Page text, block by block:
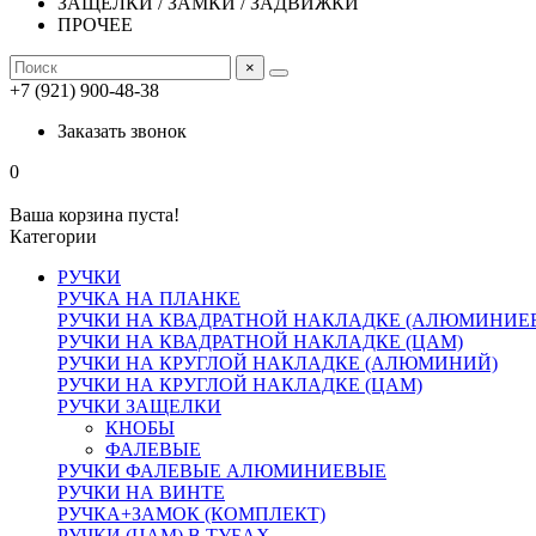
ПРОЧЕЕ
×
+7 (921) 900-48-38
Заказать звонок
0
Ваша корзина пуста!
Категории
РУЧКИ
РУЧКА НА ПЛАНКЕ
РУЧКИ НА КВАДРАТНОЙ НАКЛАДКЕ
РУЧКИ НА КВАДРАТНОЙ НАКЛАДКЕ (ЦАМ)
РУЧКИ НА КРУГЛОЙ НАКЛАДКЕ (АЛЮМИНИЙ)
РУЧКИ НА КРУГЛОЙ НАКЛАДКЕ (ЦАМ)
РУЧКИ ЗАЩЕЛКИ
КНОБЫ
ФАЛЕВЫЕ
РУЧКИ ФАЛЕВЫЕ АЛЮМИНИЕВЫЕ
РУЧКИ НА ВИНТЕ
РУЧКА+ЗАМОК (КОМПЛЕКТ)